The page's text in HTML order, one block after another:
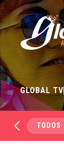
GLOBAL TV
TODOS